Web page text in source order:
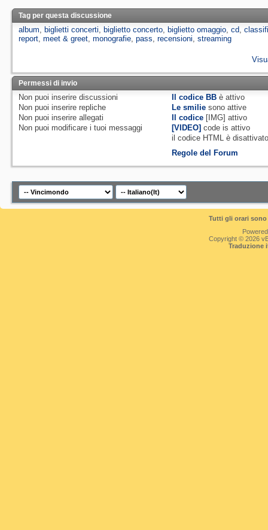
Tag per questa discussione
album, biglietti concerti, biglietto concerto, biglietto omaggio, cd,
report, meet & greet, monografie, pass, recensioni, streaming
Permessi di invio
Non puoi inserire discussioni
Non puoi inserire repliche
Non puoi inserire allegati
Non puoi modificare i tuoi messaggi
Il codice BB èattivo
Le smilie sono attive
Il codice [IMG]attivo
[VIDEO] code isattivo
il codice HTML è
Regole del Forum
Tutti gli orari
Copyright © 2026
Traduzione